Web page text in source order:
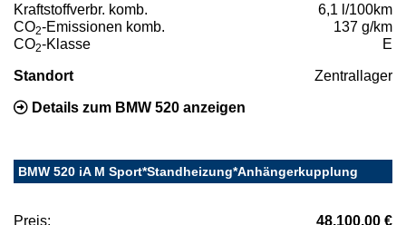
Kraftstoffverbr. komb.
6,1 l/100km
CO2-Emissionen komb.
137 g/km
CO2-Klasse E
Standort Zentrallager
Details zum BMW 520 anzeigen
BMW 520 iA M Sport*Standheizung*Anhängerkupplung
Preis:
48.100,00 €